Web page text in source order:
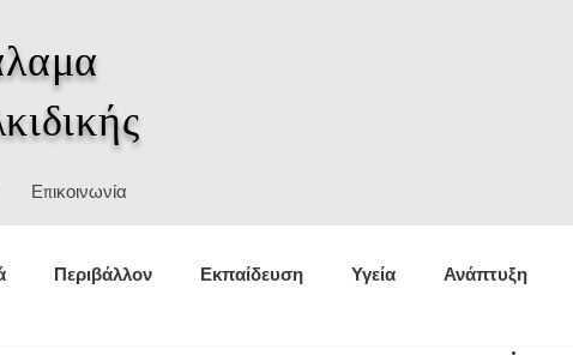
Επικοινωνία
Περιβάλλον Εκπαίδευση Υγεία Ανάπτυξη